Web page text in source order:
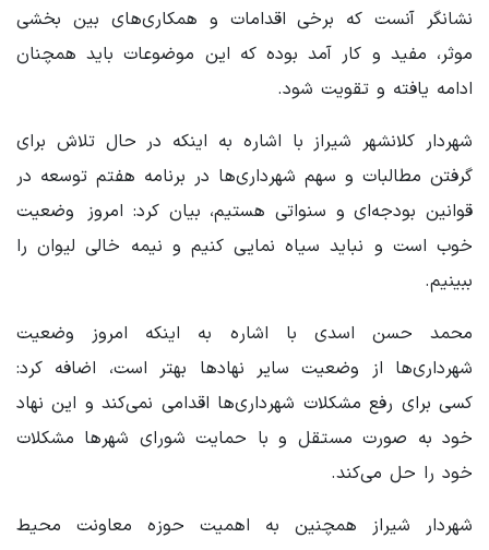
نشانگر آنست که برخی اقدامات و همکاری‌های بین بخشی
موثر، مفید و کار آمد بوده که این موضوعات باید همچنان
ادامه یافته و تقویت شود.
شهردار کلانشهر شیراز با اشاره به اینکه در حال تلاش برای
گرفتن مطالبات و سهم شهرداری‌ها در برنامه هفتم توسعه در
قوانین بودجه‌ای و سنواتی هستیم، بیان کرد: امروز وضعیت
خوب است و نباید سیاه نمایی کنیم و نیمه خالی لیوان را
ببینیم.
محمد حسن اسدی با اشاره به اینکه امروز وضعیت
شهرداری‌ها از وضعیت سایر نهادها بهتر است، اضافه کرد:
کسی برای رفع مشکلات شهرداری‌ها اقدامی نمی‌کند و این نهاد
خود به صورت مستقل و با حمایت شورای شهرها مشکلات
خود را حل می‌کند.
شهردار شیراز همچنین به اهمیت حوزه معاونت محیط